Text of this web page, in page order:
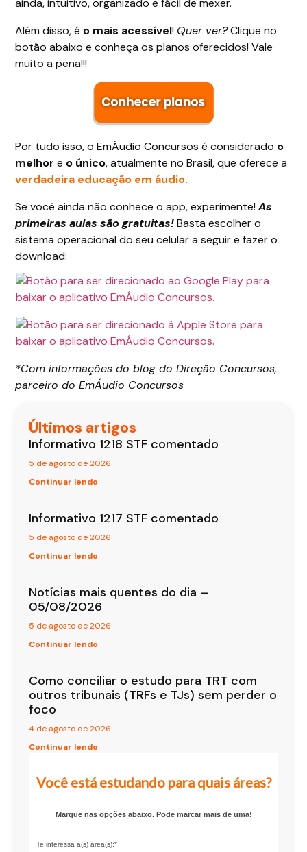
ainda, intuitivo, organizado e fácil de mexer.
Além disso, é o mais acessível! Quer ver?Clique no
botão abaixo e conheça os planos oferecidos! Vale
muito a pena!!!
Por tudo isso, o EmÁudio Concursos é considerado o
melhore o único, atualmente no Brasil, que oferece a
verdadeira educação em áudio.
Se você ainda não conhece o app, experimente!As
primeiras aulas são gratuitas!Basta escolher o
sistema operacional do seu celular a seguir e fazer o
download:
*Com informações do blog do Direção Concursos,
parceiro do EmÁudio Concursos
Últimos artigos
Informativo 1218 STF comentado
5 de agosto de 2026
Continuar lendo
Informativo 1217 STF comentado
5 de agosto de 2026
Continuar lendo
Notícias mais quentes do dia –
05/08/2026
5 de agosto de 2026
Continuar lendo
Como conciliar o estudo para TRT com
outros tribunais (TRFs e TJs) sem perder o
foco
4 de agosto de 2026
Continuar lendo
Você está estudando para quais áreas?
Marque nas opções abaixo. Pode marcar mais de uma!
Te interessa a(s) área(s):*